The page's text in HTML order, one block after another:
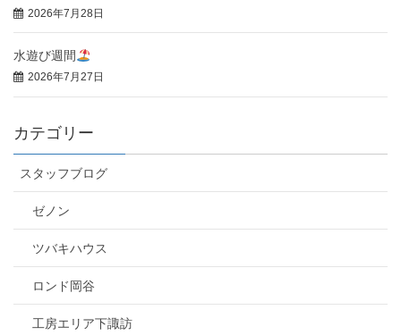
2026年7月28日
水遊び週間
2026年7月27日
カテゴリー
スタッフブログ
ゼノン
ツバキハウス
ロンド岡谷
工房エリア下諏訪